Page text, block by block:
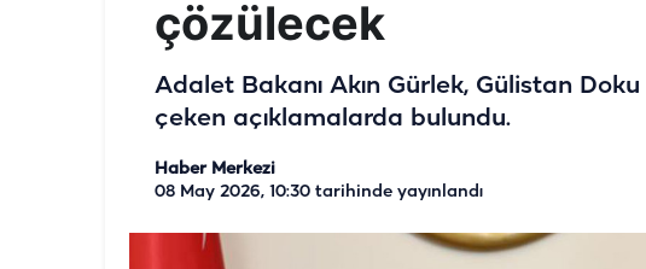
çözülecek
Adalet Bakanı Akın Gürlek, Gülistan
çeken açıklamalarda bulundu.
Haber Merkezi
08 May 2026, 10:30 tarihinde yayınlandı